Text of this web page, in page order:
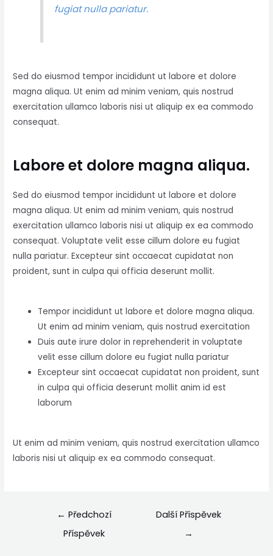
fugiat nulla pariatur.
Sed do eiusmod tempor incididunt ut labore et dolore
magna aliqua. Ut enim ad minim veniam, quis nostrud
exercitation ullamco laboris nisi ut aliquip ex ea commodo
consequat.
Labore et dolore magna aliqua.
Sed do eiusmod tempor incididunt ut labore et dolore
magna aliqua. Ut enim ad minim veniam, quis nostrud
exercitation ullamco laboris nisi ut aliquip ex ea commodo
consequat. Voluptate velit esse cillum dolore eu fugiat
nulla pariatur. Excepteur sint occaecat cupidatat non
proident, sunt in culpa qui officia deserunt mollit.
Tempor incididunt ut labore et dolore magna aliqua.
Ut enim ad minim veniam, quis nostrud exercitation
Duis aute irure dolor in reprehenderit in voluptate
velit esse cillum dolore eu fugiat nulla pariatur
Excepteur sint occaecat cupidatat non proident, sunt
in culpa qui officia deserunt mollit anim id est
laborum
Ut enim ad minim veniam, quis nostrud exercitation ullamco
laboris nisi ut aliquip ex ea commodo consequat.
← Předchozí
Příspěvek
Další Příspěvek
→